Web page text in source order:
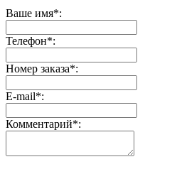
Ваше имя*:
Телефон*:
Номер заказа*:
E-mail*:
Комментарий*: